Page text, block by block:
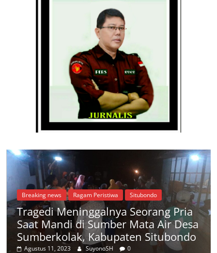
Breaking news Ragam Peristiwa Situbondo
Tragedi Meninggalnya Seorang Pria
Saat Mandi di Sumber Mata Air Desa
Sumberkolak, Kabupaten Situbondo
Agustus 11, 2023 SuyonoSH 0